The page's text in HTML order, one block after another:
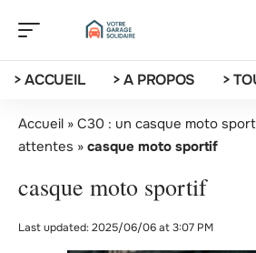
> ACCUEIL > A PROPOS >
Accueil » C30 : un casque moto
attentes » casque moto sportif
casque moto sportif
Last updated: 2025/06/06 at 3:07 PM